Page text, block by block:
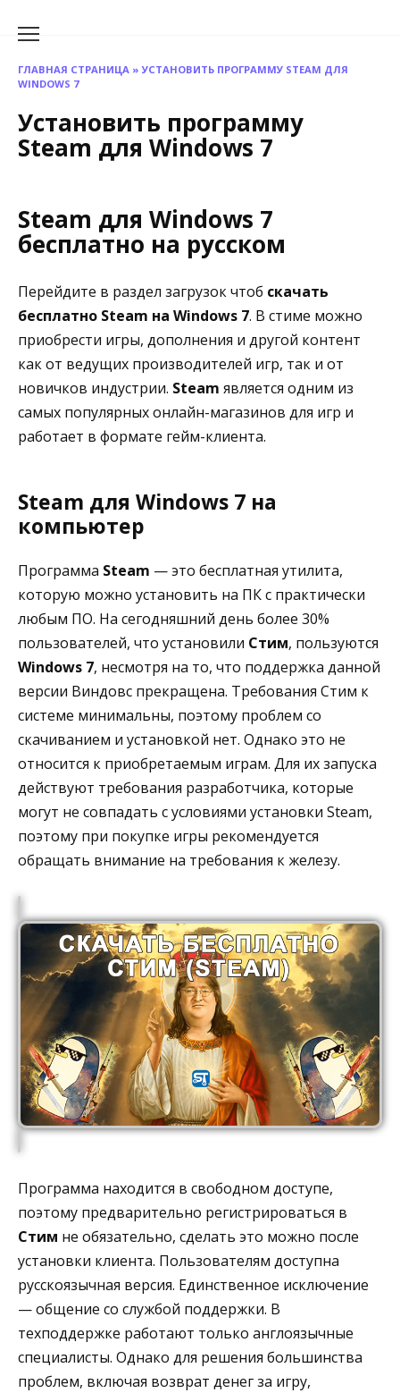
ГЛАВНАЯ СТРАНИЦА » УСТАНОВИТЬ ПРОГРАММУ STEAM ДЛЯ
WINDOWS 7
Установить программу
Steam для Windows 7
Steam для Windows 7
бесплатно на русском
Перейдите в раздел загрузок чтоб cкачать
бесплатно Steam на Windows 7. В стиме можно
приобрести игры, дополнения и другой контент
как от ведущих производителей игр, так и от
новичков индустрии. Steam является одним из
самых популярных онлайн-магазинов для игр и
работает в формате гейм-клиента.
Steam для Windows 7 на
компьютер
Программа Steam — это бесплатная утилита,
которую можно установить на ПК с практически
любым ПО. На сегодняшний день более 30%
пользователей, что установили Стим, пользуются
Windows 7, несмотря на то, что поддержка данной
версии Виндовс прекращена. Требования Стим к
системе минимальны, поэтому проблем со
скачиванием и установкой нет. Однако это не
относится к приобретаемым играм. Для их запуска
действуют требования разработчика, которые
могут не совпадать с условиями установки Steam,
поэтому при покупке игры рекомендуется
обращать внимание на требования к железу.
Программа находится в свободном доступе,
поэтому предварительно регистрироваться в
Стим не обязательно, сделать это можно после
установки клиента. Пользователям доступна
русскоязычная версия. Единственное исключение
— общение со службой поддержки. В
техподдержке работают только англоязычные
специалисты. Однако для решения большинства
проблем, включая возврат денег за игру,